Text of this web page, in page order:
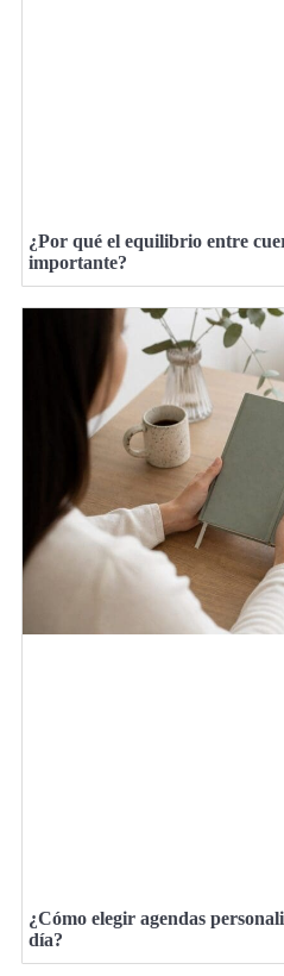
¿Por qué el equilibrio entre
importante?
¿Cómo elegir agendas
día?